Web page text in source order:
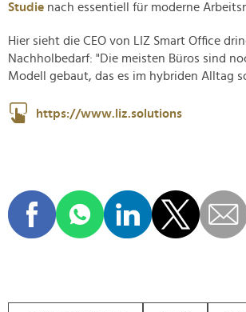
Studie nach essentiell für moderne
Hier sieht die CEO von LIZ Smart Office
Nachholbedarf: "Die meisten Büros sind
Modell gebaut, das es im hybriden Alltag
https://www.liz.solutions